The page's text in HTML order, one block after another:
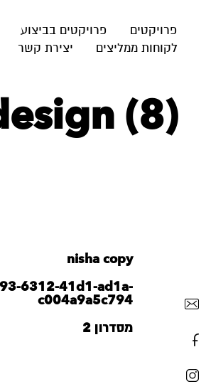
פרויקטים פרויקטים בביצוע
לקוחות ממליצים
יצירת קשר
(8)
nisha copy
6312-41d1-ad1a-
c004a9a5c794
מסדרון 2